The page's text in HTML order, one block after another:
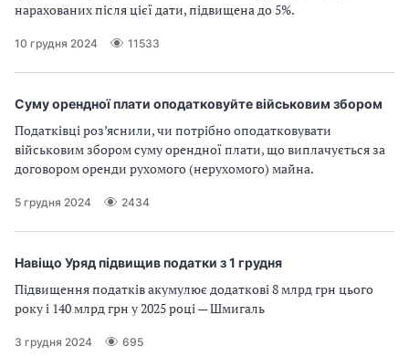
нарахованих після цієї дати, підвищена до 5%.
10 грудня 2024 11533
Суму орендної плати оподатковуйте військовим збором
Податківці роз’яснили, чи потрібно оподатковувати
військовим збором суму орендної плати, що виплачується за
договором оренди рухомого (нерухомого) майна.
5 грудня 2024 2434
Навіщо Уряд підвищив податки з 1 грудня
Підвищення податків акумулює додаткові 8 млрд грн цього
року і 140 млрд грн у 2025 році — Шмигаль
3 грудня 2024 695